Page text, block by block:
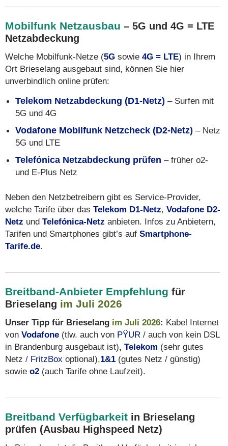
Mobilfunk Netzausbau – 5G und 4G = LTE
Netzabdeckung
Welche Mobilfunk-Netze (5G sowie 4G = LTE) in Ihrem
Ort Brieselang ausgebaut sind, können Sie hier
unverbindlich online prüfen:
Telekom Netzabdeckung (D1-Netz) – Surfen mit
5G und 4G
Vodafone Mobilfunk Netzcheck (D2-Netz) – Netz
5G und LTE
Telefónica Netzabdeckung prüfen – früher o2-
und E-Plus Netz
Neben den Netzbetreibern gibt es Service-Provider,
welche Tarife über das Telekom D1-Netz, Vodafone D2-
Netz und Telefónica-Netz anbieten. Infos zu Anbietern,
Tarifen und Smartphones gibt’s auf Smartphone-
Tarife.de.
Breitband-Anbieter Empfehlung für
Brieselang im Juli 2026
Unser Tipp für Brieselang im Juli 2026: Kabel Internet
von Vodafone (tlw. auch von PŸUR / auch von kein DSL
in Brandenburg ausgebaut ist), Telekom (sehr gutes
Netz / FritzBox optional),1&1 (gutes Netz / günstig)
sowie o2 (auch Tarife ohne Laufzeit).
Breitband Verfügbarkeit in Brieselang
prüfen (Ausbau Highspeed Netz)